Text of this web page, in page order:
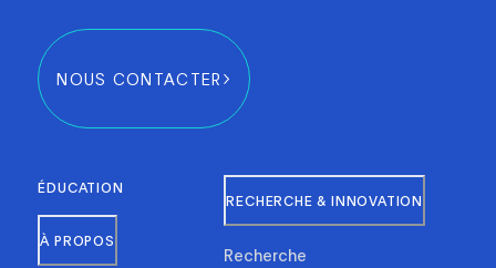
NOUS CONTACTER
ÉDUCATION
À PROPOS
RECHERCHE & INNOVATION
Recherche